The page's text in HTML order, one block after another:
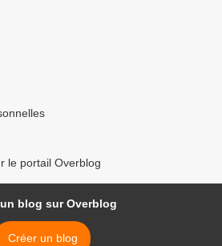
le portail Overblog
blog sur Overblog
Créer un blog